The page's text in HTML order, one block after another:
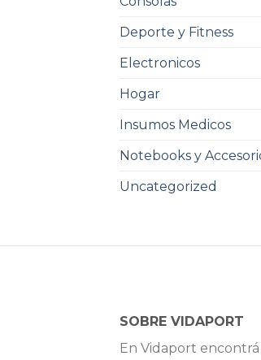
Deporte y Fitness
Electronicos
Hogar
Insumos Medicos
Notebooks y
Uncategorized
SOBRE VIDAPORT
En Vidaport